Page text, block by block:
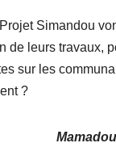
Simandou
de leurs travaux,
sur les
?